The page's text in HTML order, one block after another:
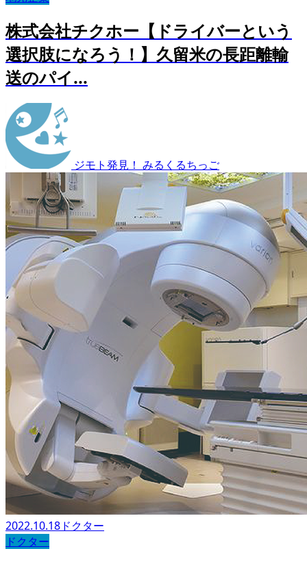
株式会社チクホー【ドライバーという
選択肢になろう！】久留米の長距離輸
送のパイ...
ジモト発見！ みるくるちっご
2022.10.18 ドクター
ドクター